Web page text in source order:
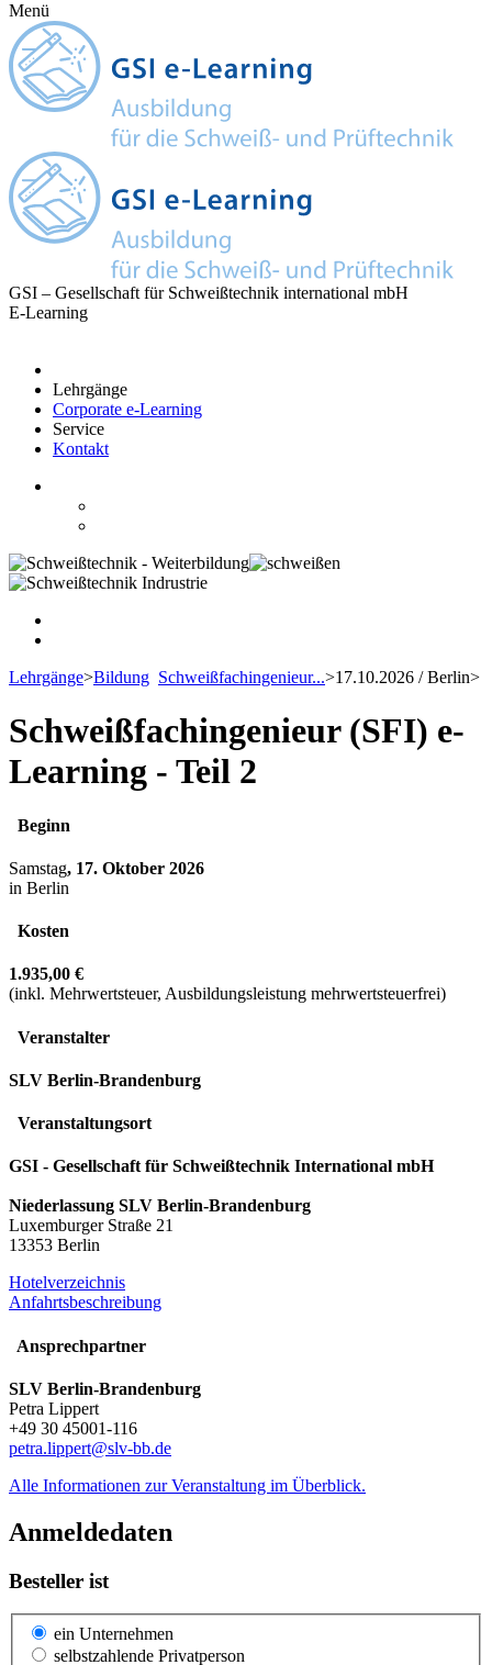
Menü
GSI – Gesellschaft für Schweißtechnik international mbH
E-Learning
Lehrgänge
Corporate e-Learning
Service
Kontakt
Lehrgänge>Bildung Schweißfachingenieur...>17.10.2026 / Berlin>
Schweißfachingenieur (SFI) e-
Learning - Teil 2
Beginn
Samstag, 17. Oktober 2026
in Berlin
Kosten
1.935,00 €
(inkl. Mehrwertsteuer, Ausbildungsleistung mehrwertsteuerfrei)
Veranstalter
SLV Berlin-Brandenburg
Veranstaltungsort
GSI - Gesellschaft für Schweißtechnik International mbH
Niederlassung SLV Berlin-Brandenburg
Luxemburger Straße 21
13353 Berlin
Hotelverzeichnis
Anfahrtsbeschreibung
Ansprechpartner
SLV Berlin-Brandenburg
Petra Lippert
+49 30 45001-116
petra.lippert@slv-bb.de
Alle Informationen zur Veranstaltung im Überblick.
Anmeldedaten
Besteller ist
ein Unternehmen
selbstzahlende Privatperson